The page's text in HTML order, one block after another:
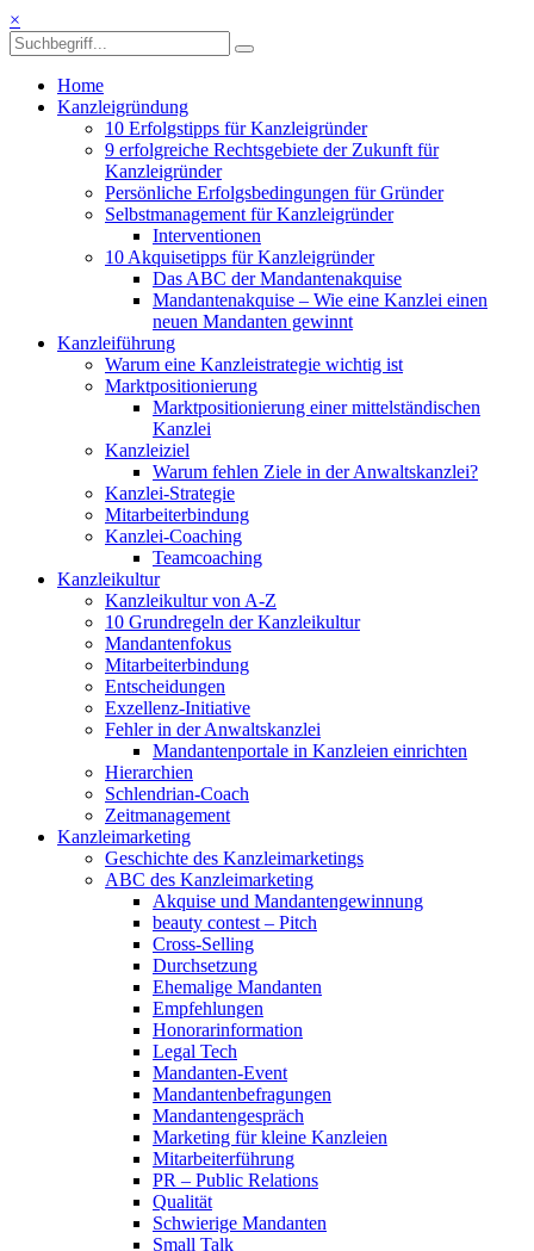
×
Home
Kanzleigründung
10 Erfolgstipps für Kanzleigründer
9 erfolgreiche Rechtsgebiete der Zukunft für
Kanzleigründer
Persönliche Erfolgsbedingungen für Gründer
Selbstmanagement für Kanzleigründer
Interventionen
10 Akquisetipps für Kanzleigründer
Das ABC der Mandantenakquise
Mandantenakquise – Wie eine Kanzlei einen
neuen Mandanten gewinnt
Kanzleiführung
Warum eine Kanzleistrategie wichtig ist
Marktpositionierung
Marktpositionierung einer mittelständischen
Kanzlei
Kanzleiziel
Warum fehlen Ziele in der Anwaltskanzlei?
Kanzlei-Strategie
Mitarbeiterbindung
Kanzlei-Coaching
Teamcoaching
Kanzleikultur
Kanzleikultur von A-Z
10 Grundregeln der Kanzleikultur
Mandantenfokus
Mitarbeiterbindung
Entscheidungen
Exzellenz-Initiative
Fehler in der Anwaltskanzlei
Mandantenportale in Kanzleien einrichten
Hierarchien
Schlendrian-Coach
Zeitmanagement
Kanzleimarketing
Geschichte des Kanzleimarketings
ABC des Kanzleimarketing
Akquise und Mandantengewinnung
beauty contest – Pitch
Cross-Selling
Durchsetzung
Ehemalige Mandanten
Empfehlungen
Honorarinformation
Legal Tech
Mandanten-Event
Mandantenbefragungen
Mandantengespräch
Marketing für kleine Kanzleien
Mitarbeiterführung
PR – Public Relations
Qualität
Schwierige Mandanten
Small Talk